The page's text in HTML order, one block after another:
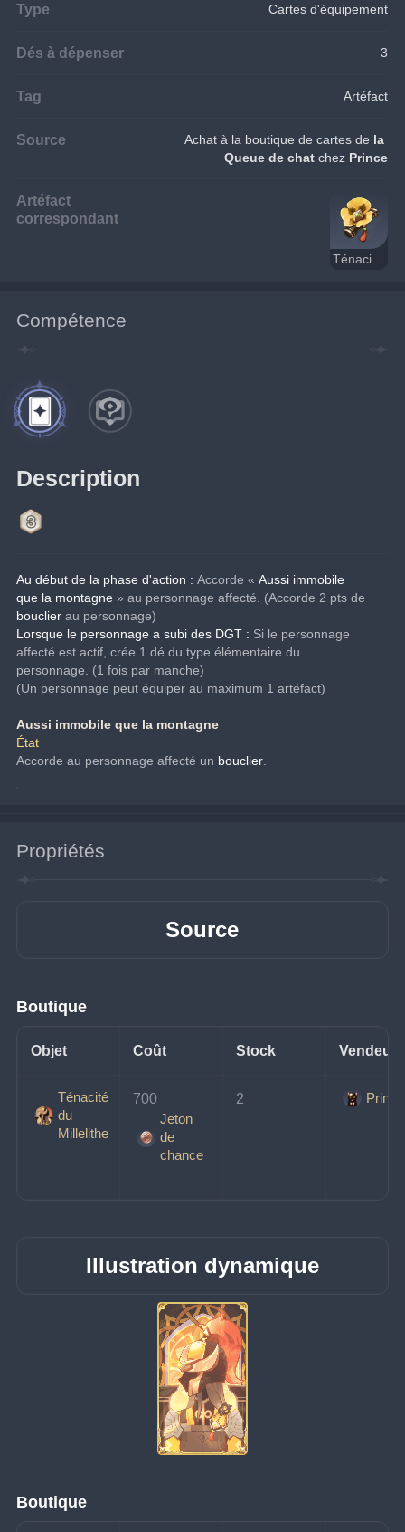
Type Cartes d'équipement
Dés à dépenser 3
Tag Artéfact
Source Achat à la boutique de cartes de la
Queue de chat chez Prince
Artéfact
correspondant
Ténacité du Millelithe
Compétence
Description
Au début de la phase d'action : Accorde « Aussi immobile
que la montagne
bouclier au personnage)
Lorsque le personnage a subi des DGT : Si le personnage
affecté est actif, crée 1 dé du type élémentaire du
personnage. (1 fois par manche)
(Un personnage peut équiper au maximum 1 artéfact)
Aussi immobile que la montagne
État
Accorde au personnage affecté un bouclier.
Propriétés
Source
Boutique
Objet Coût Stock Vendeur
Ténacité
du
Millelithe
700
Jeton
de
chance
2 Prince
Illustration dynamique
Boutique